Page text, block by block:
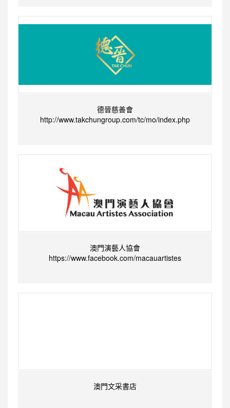
德晉慈善會
http://www.takchungroup.com/tc/mo/index.php
澳門演藝人協會
https://www.facebook.com/macauartistes
澳門文采書店